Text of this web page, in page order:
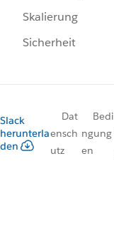
Skalierung
Sicherheit
Slack
herunterla
den
Dat
ensch
utz
Bedi
ngung
en